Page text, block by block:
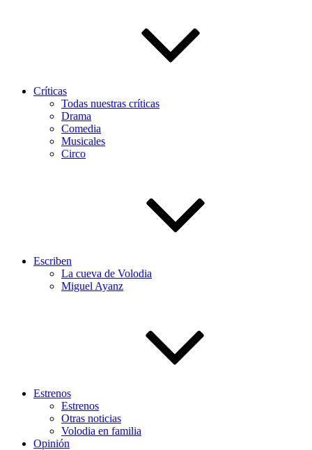
Críticas
Todas nuestras críticas
Drama
Comedia
Musicales
Circo
Escriben
La cueva de Volodia
Miguel Ayanz
Estrenos
Estrenos
Otras noticias
Volodia en familia
Opinión